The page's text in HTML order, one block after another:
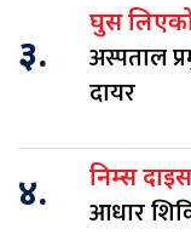
३.
घुस
अस्पताल
दायर
४. निम्स
आधार